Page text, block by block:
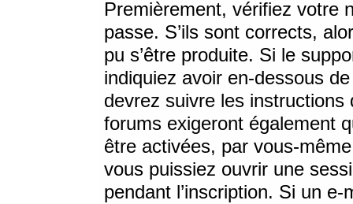
Premièrement, vérifiez votre
passe. S’ils sont corrects,
pu s’être produite. Si le
indiquiez avoir en-dessous
devrez suivre les
forums exigeront également
être activées, par vous-
vous puissiez ouvrir une
pendant l’inscription. Si un